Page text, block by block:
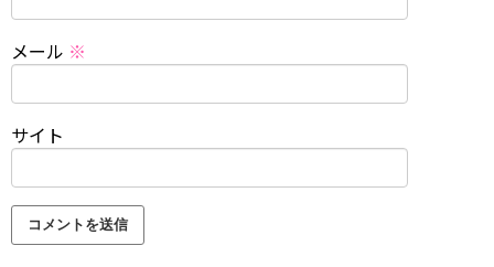
メール ※
サイト